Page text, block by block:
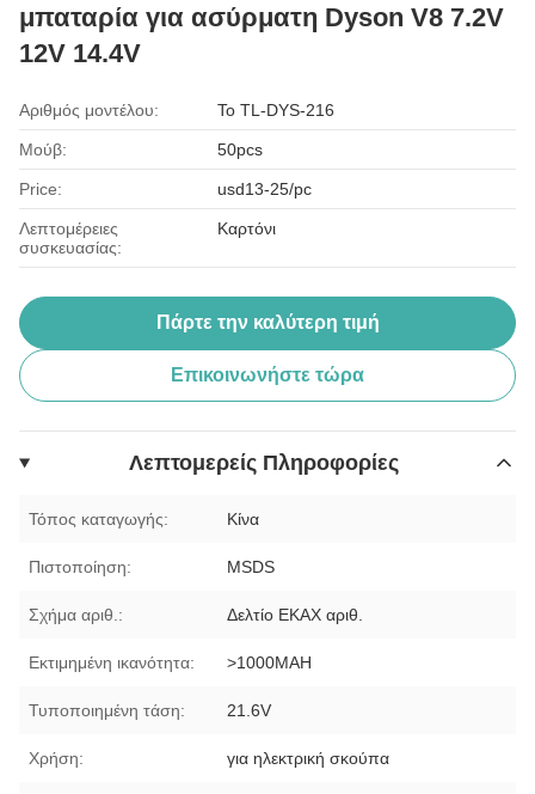
μπαταρία για ασύρματη Dyson V8 7.2V
12V 14.4V
Αριθμός μοντέλου: Το TL-DYS-216
Μούβ: 50pcs
Price: usd13-25/pc
Λεπτομέρειες
συσκευασίας:
Καρτόνι
Πάρτε την καλύτερη τιμή
Επικοινωνήστε τώρα
Λεπτομερείς Πληροφορίες
Τόπος καταγωγής: Κίνα
Πιστοποίηση: MSDS
Σχήμα αριθ.: Δελτίο ΕΚΑΧ αριθ.
Εκτιμημένη ικανότητα: >1000MAH
Τυποποιημένη τάση: 21.6V
Χρήση: για ηλεκτρική σκούπα